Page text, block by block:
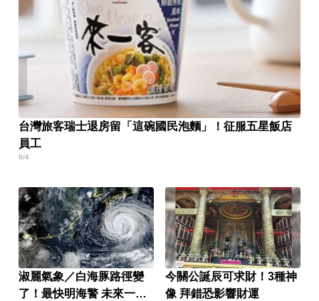
台灣旅客瑞士退房留「這碗國民泡麵」！征服五星飯店
員工
8/4
淑麗氣象／白海豚路徑變
了！最快明海警 未來一週
今關公誕辰可求財！3種神
像 拜錯恐影響財運